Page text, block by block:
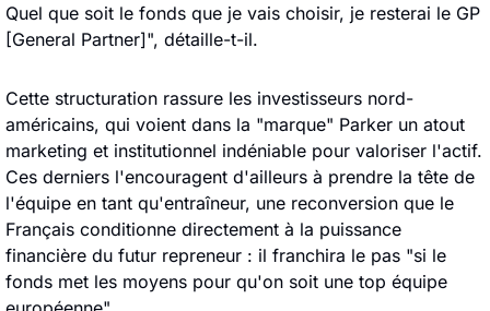
Quel que soit le fonds que je vais choisir, je resterai le GP
[General Partner]", détaille-t-il.
Cette structuration rassure les investisseurs nord-
américains, qui voient dans la "marque" Parker un atout
marketing et institutionnel indéniable pour valoriser l'actif.
Ces derniers l'encouragent d'ailleurs à prendre la tête de
l'équipe en tant qu'entraîneur, une reconversion que le
Français conditionne directement à la puissance
financière du futur repreneur : il franchira le pas "si le
fonds met les moyens pour qu'on soit une top équipe